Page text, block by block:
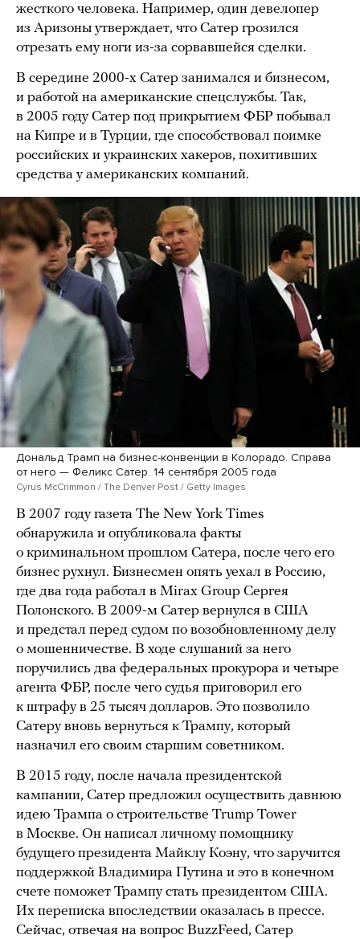
жесткого человека. Например, один девелопер
из Аризоны утверждает, что Сатер грозился
отрезать ему ноги из-за сорвавшейся сделки.
В середине 2000-х Сатер занимался и бизнесом,
и работой на американские спецслужбы. Так,
в 2005 году Сатер под прикрытием ФБР побывал
на Кипре и в Турции, где способствовал поимке
российских и украинских хакеров, похитивших
средства у американских компаний.
Дональд Трамп на бизнес-конвенции в Колорадо. Справа
от него — Феликс Сатер. 14 сентября 2005 года
Cyrus McCrimmon / The Denver Post / Getty Images
В 2007 году газета The New York Times
обнаружила и опубликовала факты
о криминальном прошлом Сатера, после чего его
бизнес рухнул. Бизнесмен опять уехал в Россию,
где два года работал в Mirax Group Сергея
Полонского. В 2009-м Сатер вернулся в США
и предстал перед судом по возобновленному делу
о мошенничестве. В ходе слушаний за него
поручились два федеральных прокурора и четыре
агента ФБР, после чего судья приговорил его
к штрафу в 25 тысяч долларов. Это позволило
Сатеру вновь вернуться к Трампу, который
назначил его своим старшим советником.
В 2015 году, после начала президентской
кампании, Сатер предложил осуществить давнюю
идею Трампа о строительстве Trump Tower
в Москве. Он написал личному помощнику
будущего президента Майклу Коэну, что заручится
поддержкой Владимира Путина и это в конечном
счете поможет Трампу стать президентом США.
Их переписка впоследствии оказалась в прессе.
Сейчас, отвечая на вопрос BuzzFeed, Сатер